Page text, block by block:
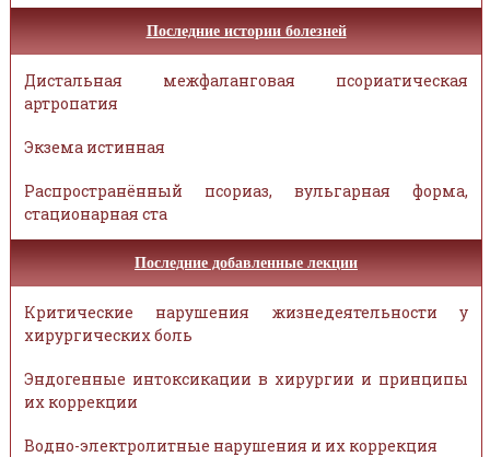
Последние истории болезней
Дистальная межфаланговая псориатическая
артропатия
Экзема истинная
Распространённый псориаз, вульгарная форма,
стационарная ста
Последние добавленные лекции
Критические нарушения жизнедеятельности у
хирургических боль
Эндогенные интоксикации в хирургии и принципы
их коррекции
Водно-электролитные нарушения и их коррекция